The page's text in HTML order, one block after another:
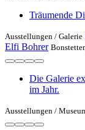
Träumende
Ausstellungen / Galerie
Elfi Bohrer
Die Galerie
im Jahr.
Ausstellungen /